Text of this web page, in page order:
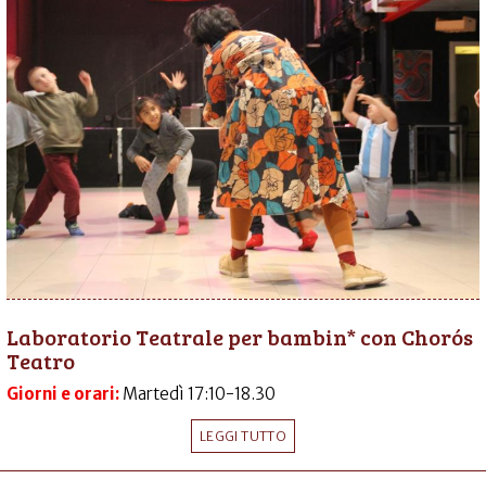
Laboratorio Teatrale per bambin* con Chorós
Teatro
Giorni e orari: Martedì 17:10-18.30
LEGGI TUTTO